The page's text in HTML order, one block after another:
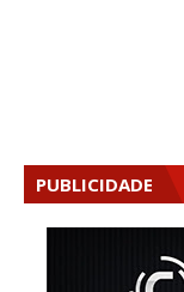
PUBLICIDADE